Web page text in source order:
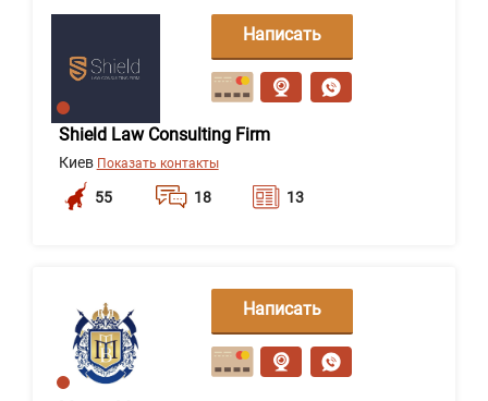
Shield Law Consulting Firm
Киев Показать контакты
55 18 13
Написать
сообщение
Написать
сообщение